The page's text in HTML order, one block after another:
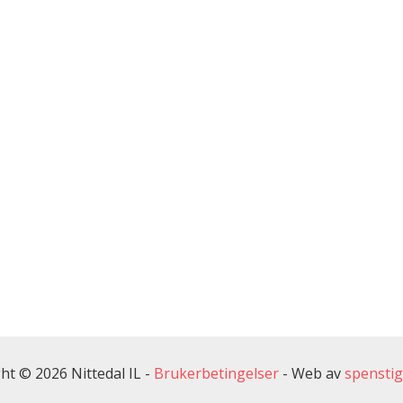
© 2026 Nittedal IL - Brukerbetingelser - Web av